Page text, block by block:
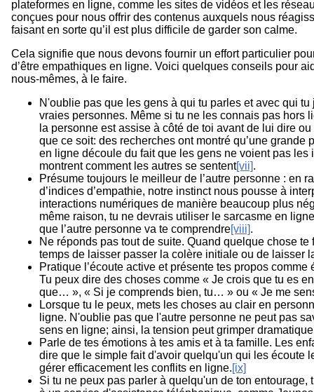
plateformes en ligne, comme les sites de vidéos et les
conçues pour nous offrir des contenus auxquels nous
faisant en sorte qu’il est plus difficile de garder son calme.
Cela signifie que nous devons fournir un effort particulier
d’être empathiques en ligne. Voici quelques conseils pour
nous-mêmes, à le faire.
N'oublie pas que les gens à qui tu parles et avec qui tu
vraies personnes. Même si tu ne les connais pas hors
la personne est assise à côté de toi avant de lui dire
que ce soit: des recherches ont montré qu’une grande
en ligne découle du fait que les gens ne voient pas les
montrent comment les autres se sentent[vii].
Présume toujours le meilleur de l’autre personne : en
d’indices d’empathie, notre instinct nous pousse à
interactions numériques de manière beaucoup plus
même raison, tu ne devrais utiliser le sarcasme en
que l’autre personne va te comprendre[viii].
Ne réponds pas tout de suite. Quand quelque chose te
temps de laisser passer la colère initiale ou de laisser
Pratique l’écoute active et présente tes propos comme
Tu peux dire des choses comme « Je crois que tu es
que… », « Si je comprends bien, tu… » ou « Je me
Lorsque tu le peux, mets les choses au clair en
ligne. N'oublie pas que l'autre personne ne peut pas
sens en ligne; ainsi, la tension peut grimper
Parle de tes émotions à tes amis et à ta famille. Les
dire que le simple fait d'avoir quelqu'un qui les écoute
gérer efficacement les conflits en ligne.[ix]
Si tu ne peux pas parler à quelqu'un de ton entourage,